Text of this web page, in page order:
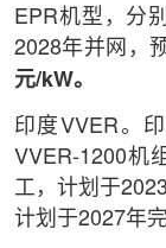
EPR机型，分
2028年并网，
元/kW。
印度VVER。
VVER-1200机
工，计划于
计划于2027年完